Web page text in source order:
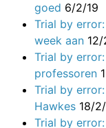
goed 6/2/19
Trial by
week aan
Trial by
professoren
Trial by
Hawkes 18/
Trial by